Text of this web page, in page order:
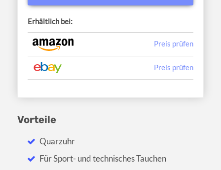
Erhältlich bei:
Preis prüfen
Preis prüfen
Vorteile
Quarzuhr
Für Sport- und technisches Tauchen